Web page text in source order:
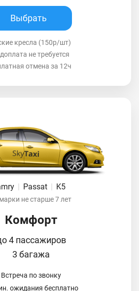
Выбрать
кресла (150р/шт)
не требуется
отмена за 12ч
Passat K5
не старше 7 лет
Комфорт
4 пассажиров
3 багажа
Встреча по звонку
ожидания бесплатно